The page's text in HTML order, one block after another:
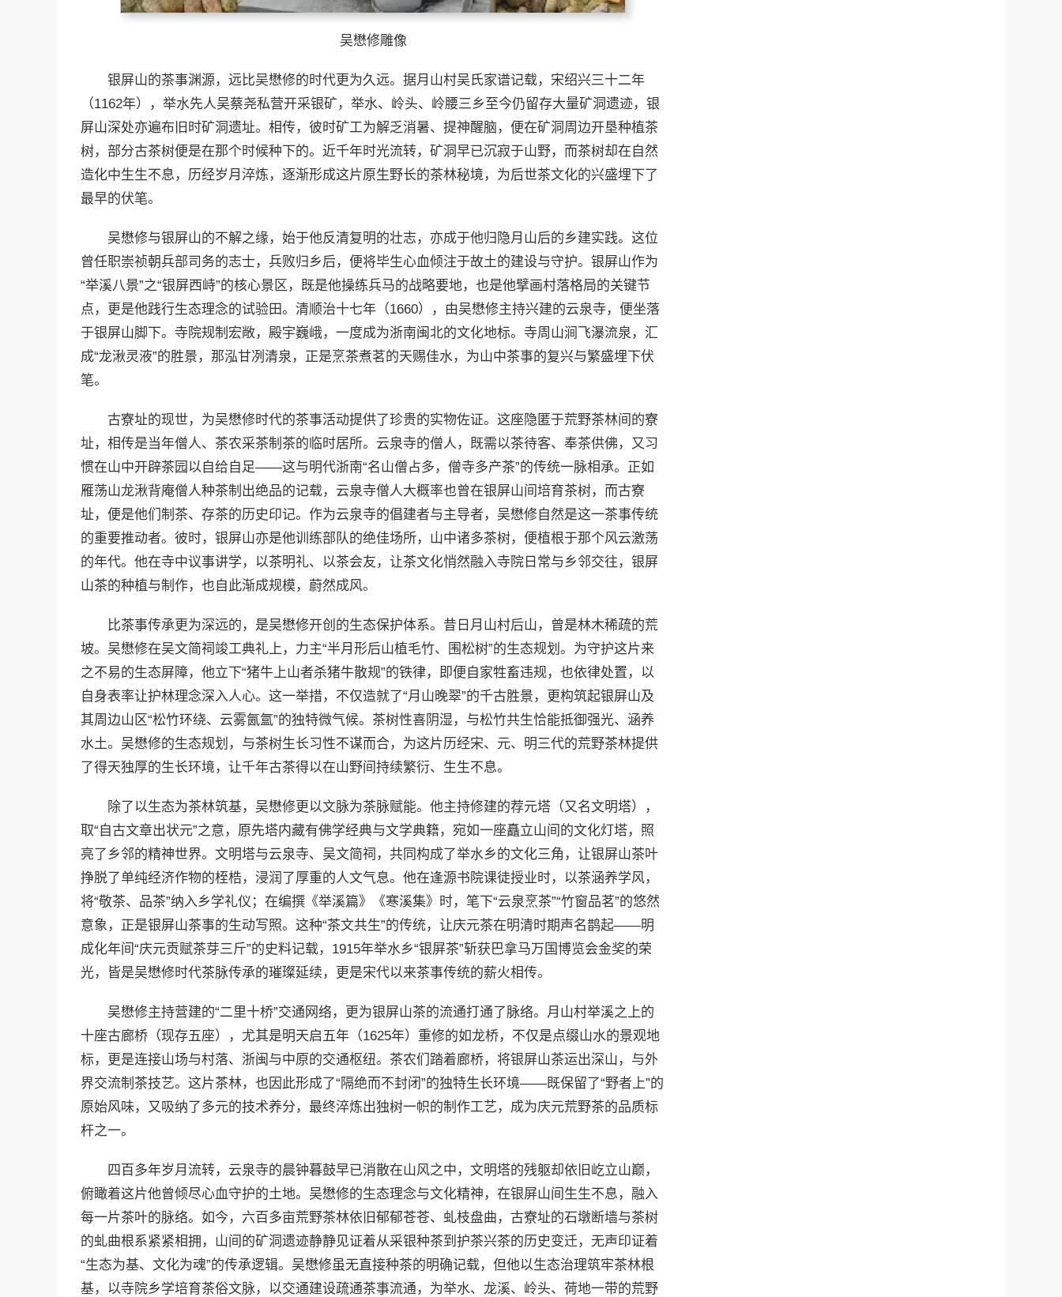
吴懋修雕像
银屏山的茶事渊源，远比吴懋修的时代更为久远。据月山村吴氏家谱记载，宋绍兴三十二年
（1162年），举水先人吴蔡尧私营开采银矿，举水、岭头、岭腰三乡至今仍留存大量矿洞遗迹，银
屏山深处亦遍布旧时矿洞遗址。相传，彼时矿工为解乏消暑、提神醒脑，便在矿洞周边开垦种植茶
树，部分古茶树便是在那个时候种下的。近千年时光流转，矿洞早已沉寂于山野，而茶树却在自然
造化中生生不息，历经岁月淬炼，逐渐形成这片原生野长的茶林秘境，为后世茶文化的兴盛埋下了
最早的伏笔。
吴懋修与银屏山的不解之缘，始于他反清复明的壮志，亦成于他归隐月山后的乡建实践。这位
曾任职崇祯朝兵部司务的志士，兵败归乡后，便将毕生心血倾注于故土的建设与守护。银屏山作为
“举溪八景”之“银屏西峙”的核心景区，既是他操练兵马的战略要地，也是他擘画村落格局的关键节
点，更是他践行生态理念的试验田。清顺治十七年（1660），由吴懋修主持兴建的云泉寺，便坐落
于银屏山脚下。寺院规制宏敞，殿宇巍峨，一度成为浙南闽北的文化地标。寺周山涧飞瀑流泉，汇
成“龙湫灵液”的胜景，那泓甘冽清泉，正是烹茶煮茗的天赐佳水，为山中茶事的复兴与繁盛埋下伏
笔。
古寮址的现世，为吴懋修时代的茶事活动提供了珍贵的实物佐证。这座隐匿于荒野茶林间的寮
址，相传是当年僧人、茶农采茶制茶的临时居所。云泉寺的僧人，既需以茶待客、奉茶供佛，又习
惯在山中开辟茶园以自给自足——这与明代浙南“名山僧占多，僧寺多产茶”的传统一脉相承。正如
雁荡山龙湫背庵僧人种茶制出绝品的记载，云泉寺僧人大概率也曾在银屏山间培育茶树，而古寮
址，便是他们制茶、存茶的历史印记。作为云泉寺的倡建者与主导者，吴懋修自然是这一茶事传统
的重要推动者。彼时，银屏山亦是他训练部队的绝佳场所，山中诸多茶树，便植根于那个风云激荡
的年代。他在寺中议事讲学，以茶明礼、以茶会友，让茶文化悄然融入寺院日常与乡邻交往，银屏
山茶的种植与制作，也自此渐成规模，蔚然成风。
比茶事传承更为深远的，是吴懋修开创的生态保护体系。昔日月山村后山，曾是林木稀疏的荒
坡。吴懋修在吴文简祠竣工典礼上，力主“半月形后山植毛竹、围松树”的生态规划。为守护这片来
之不易的生态屏障，他立下“猪牛上山者杀猪牛散规”的铁律，即便自家牲畜违规，也依律处置，以
自身表率让护林理念深入人心。这一举措，不仅造就了“月山晚翠”的千古胜景，更构筑起银屏山及
其周边山区“松竹环绕、云雾氤氲”的独特微气候。茶树性喜阴湿，与松竹共生恰能抵御强光、涵养
水土。吴懋修的生态规划，与茶树生长习性不谋而合，为这片历经宋、元、明三代的荒野茶林提供
了得天独厚的生长环境，让千年古茶得以在山野间持续繁衍、生生不息。
除了以生态为茶林筑基，吴懋修更以文脉为茶脉赋能。他主持修建的荐元塔（又名文明塔），
取“自古文章出状元”之意，原先塔内藏有佛学经典与文学典籍，宛如一座矗立山间的文化灯塔，照
亮了乡邻的精神世界。文明塔与云泉寺、吴文简祠，共同构成了举水乡的文化三角，让银屏山茶叶
挣脱了单纯经济作物的桎梏，浸润了厚重的人文气息。他在逢源书院课徒授业时，以茶涵养学风，
将“敬茶、品茶”纳入乡学礼仪；在编撰《举溪篇》《寒溪集》时，笔下“云泉烹茶”“竹窗品茗”的悠然
意象，正是银屏山茶事的生动写照。这种“茶文共生”的传统，让庆元茶在明清时期声名鹊起——明
成化年间“庆元贡赋茶芽三斤”的史料记载，1915年举水乡“银屏茶”斩获巴拿马万国博览会金奖的荣
光，皆是吴懋修时代茶脉传承的璀璨延续，更是宋代以来茶事传统的薪火相传。
吴懋修主持营建的“二里十桥”交通网络，更为银屏山茶的流通打通了脉络。月山村举溪之上的
十座古廊桥（现存五座），尤其是明天启五年（1625年）重修的如龙桥，不仅是点缀山水的景观地
标，更是连接山场与村落、浙闽与中原的交通枢纽。茶农们踏着廊桥，将银屏山茶运出深山，与外
界交流制茶技艺。这片茶林，也因此形成了“隔绝而不封闭”的独特生长环境——既保留了“野者上”的
原始风味，又吸纳了多元的技术养分，最终淬炼出独树一帜的制作工艺，成为庆元荒野茶的品质标
杆之一。
四百多年岁月流转，云泉寺的晨钟暮鼓早已消散在山风之中，文明塔的残躯却依旧屹立山巅，
俯瞰着这片他曾倾尽心血守护的土地。吴懋修的生态理念与文化精神，在银屏山间生生不息，融入
每一片茶叶的脉络。如今，六百多亩荒野茶林依旧郁郁苍苍、虬枝盘曲，古寮址的石墩断墙与茶树
的虬曲根系紧紧相拥，山间的矿洞遗迹静静见证着从采银种茶到护茶兴茶的历史变迁，无声印证着
“生态为基、文化为魂”的传承逻辑。吴懋修虽无直接种茶的明确记载，但他以生态治理筑牢茶林根
基，以寺院乡学培育茶俗文脉，以交通建设疏通茶事流通，为举水、龙溪、岭头、荷地一带的荒野